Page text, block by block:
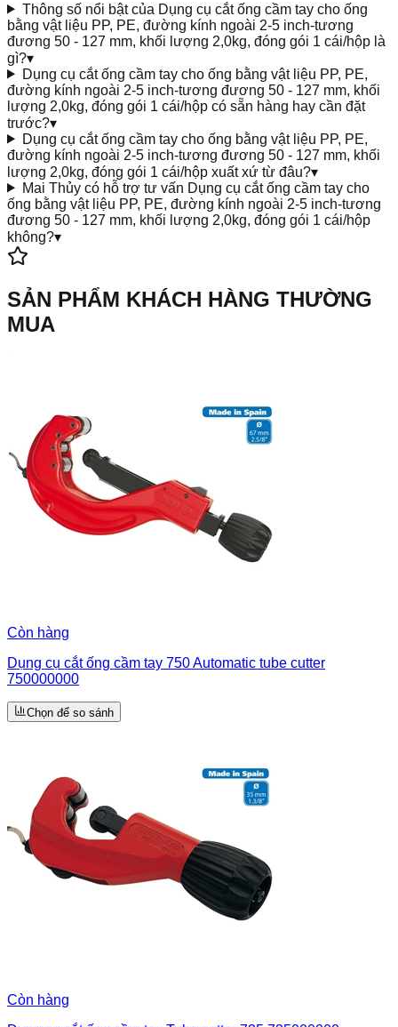
Thông số nổi bật của Dụng cụ cắt ống cầm tay cho ống
bằng vật liệu PP, PE, đường kính ngoài 2-5 inch-tương
đương 50 - 127 mm, khối lượng 2,0kg, đóng gói 1 cái/hộp là
gì?▾
Dụng cụ cắt ống cầm tay cho ống bằng vật liệu PP, PE,
đường kính ngoài 2-5 inch-tương đương 50 - 127 mm, khối
lượng 2,0kg, đóng gói 1 cái/hộp có sẵn hàng hay cần đặt
trước?▾
Dụng cụ cắt ống cầm tay cho ống bằng vật liệu PP, PE,
đường kính ngoài 2-5 inch-tương đương 50 - 127 mm, khối
lượng 2,0kg, đóng gói 1 cái/hộp xuất xứ từ đâu?▾
Mai Thủy có hỗ trợ tư vấn Dụng cụ cắt ống cầm tay cho
ống bằng vật liệu PP, PE, đường kính ngoài 2-5 inch-tương
đương 50 - 127 mm, khối lượng 2,0kg, đóng gói 1 cái/hộp
không?▾
SẢN PHẨM KHÁCH HÀNG THƯỜNG
MUA
Còn hàng
Dụng cụ cắt ống cầm tay 750 Automatic tube cutter
750000000
Chọn để so sánh
Còn hàng